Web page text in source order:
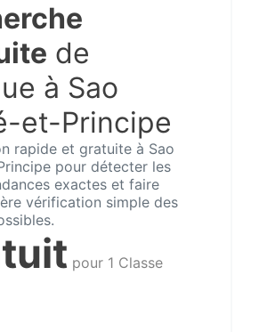
de
à Sao
et-Principe
rapide et gratuite à Sao
pour détecter les
exactes et faire
vérification simple des
pour 1 Classe